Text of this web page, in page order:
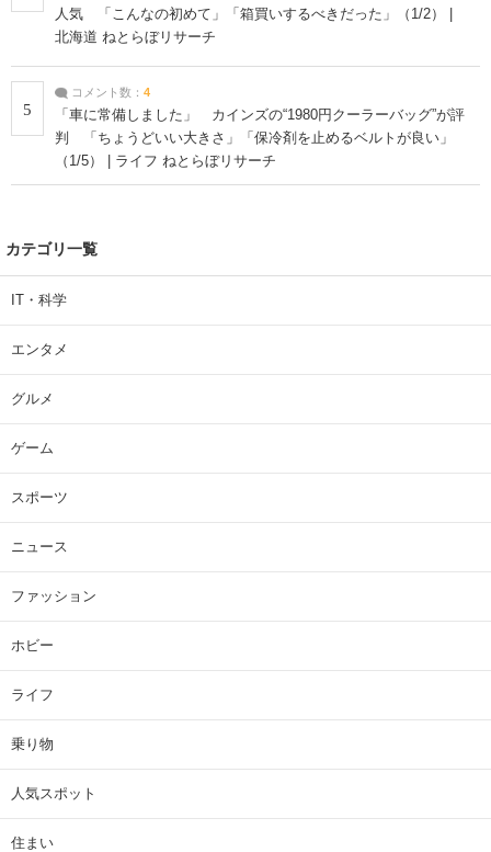
人気 「こんなの初めて」「箱買いするべきだった」（1/2） |
北海道 ねとらぼリサーチ
5
コメント数： 4
「車に常備しました」 カインズの“1980円クーラーバッグ”が評
判 「ちょうどいい大きさ」「保冷剤を止めるベルトが良い」
（1/5） | ライフ ねとらぼリサーチ
カテゴリ一覧
IT・科学
エンタメ
グルメ
ゲーム
スポーツ
ニュース
ファッション
ホビー
ライフ
乗り物
人気スポット
住まい